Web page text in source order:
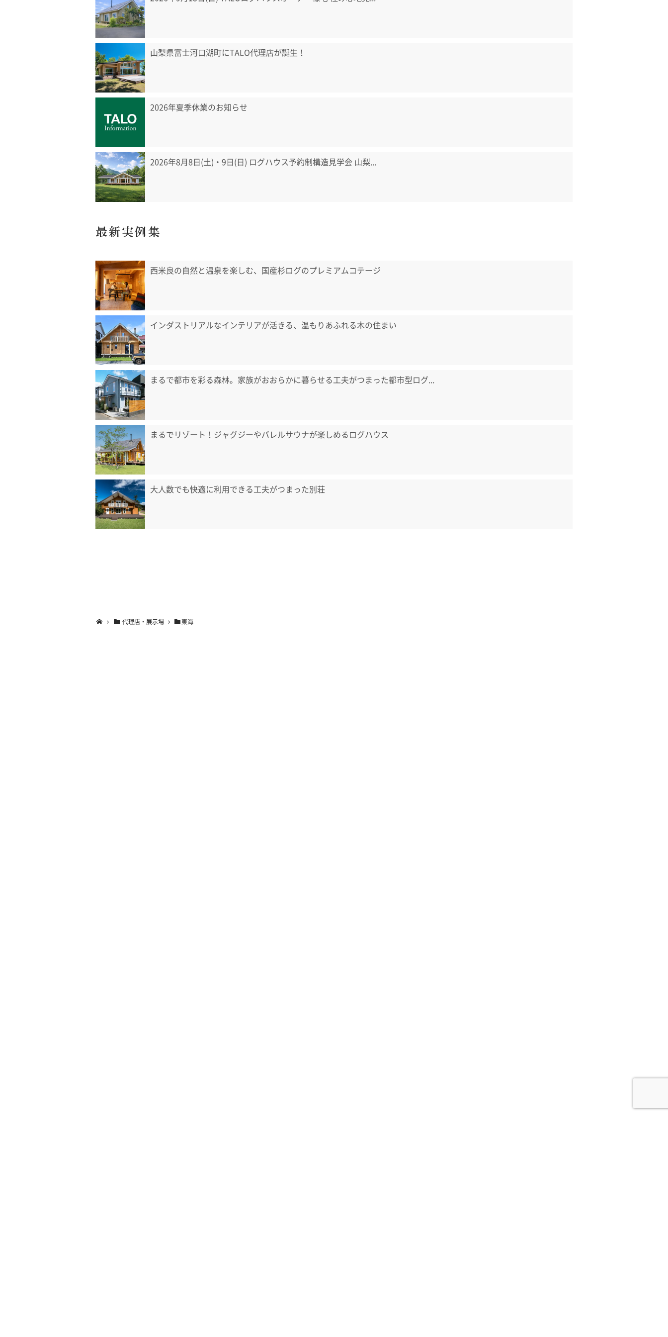
山梨県富士河口湖町にTALO代理店が誕生！
2026年夏季休業のお知らせ
2026年8月8日(土)・9日(日) ログハウス予約制構造見学会 山梨...
最新実例集
西米良の自然と温泉を楽しむ、国産杉ログのプレミアムコテージ
インダストリアルなインテリアが活きる、温もりあふれる木の住まい
まるで都市を彩る森林。家族がおおらかに暮らせる工夫がつまった都市型ログ...
まるでリゾート！ジャグジーやバレルサウナが楽しめるログハウス
大人数でも快適に利用できる工夫がつまった別荘
代理店・展示場 東海